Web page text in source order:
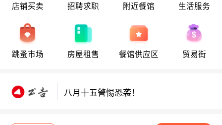
店铺买卖 招聘求职 附近餐馆 生活服务
跳蚤市场 房屋租售 餐馆供应区 贸易街
八月十五警惕恐袭！
八月十五警惕恐袭！